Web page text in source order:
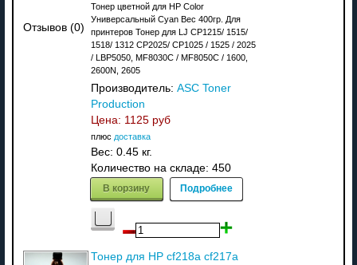
Отзывов (0)
Тонер цветной для HP Color
Универсальный Cyan Вес 400гр. Для
принтеров Тонер для LJ CP1215/ 1515/
1518/ 1312 CP2025/ CP1025 / 1525 / 2025
/ LBP5050, MF8030C / MF8050C / 1600,
2600N, 2605
Производитель: ASC Toner
Production
Цена: 1125 руб
плюс доставка
Вес: 0.45 кг.
Количество на складе: 450
В корзину Подробнее
Тонер для HP cf218a cf217a